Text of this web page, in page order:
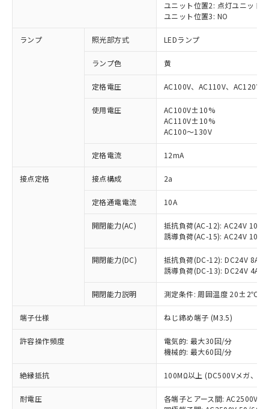
ユニット位置2: 点灯ユニット
ユニット位置3: NO
ランプ 照光部方式 LEDランプ
ランプ色 黄
定格電圧 AC100V、AC110V、AC120V
使用電圧
AC100V±10%
AC110V±10%
AC100～130V
定格電流 12mA
接点定格 接点構成 2a
定格通電電流 10A
開閉能力(AC)
抵抗負荷(AC-12): AC24V 10A/
誘導負荷(AC-15): AC24V
開閉能力(DC)
抵抗負荷(DC-12): DC24V 8A/
誘導負荷(DC-13): DC24V 4A/
開閉能力説明 測定条件: 周囲温度 20±2℃、
端子仕様 ねじ締め端子 (M3.5)
許容操作頻度
電気的: 最大30回/分
機械的: 最大60回/分
絶縁抵抗 100MΩ以上 (DC500Vメガ、点
耐電圧
各端子とアース間: AC2500V
ご利用条件
以下の条件をお読みいただき、同意のうえ
本サービスは、当社制御機器事業取扱
商品の当社在庫状況および標準価格
(税抜)を提供させていただくもので
当社制御機器事業取扱商品の中には、
本サービスの対象外となる商品もある
ことをご了承ください。
在庫状況および標準価格照会結果は、
記載している更新日時点での社内デー
タに基づき作成されるものであり、閲
準価格とは異なる場合があることをご
対応済み：EU RoHS指令（10物質）の
非含有に対応した製品が提供可能な商品で
対応予定：EU RoHS指令（10物質）の非含
有に対応した製品に切り替える予定のある
対応予定なし：EU RoHS指令（10物質）の
非含有に非対応の商品で、対応品を出す予
調査・確認中：EU RoHS指令（10物質）の
非含有の対応状況を調査中または確認中の
非該当品：ライセンス料など無形物で、有
害物質有無と関係のない商品です。
仕入先様の事情により、非含有部品として
いたものが、含有品と判明した場合などや
むを得ず変更することがあります。
*EU RoHS指令（10物質）：
鉛(Pb) 1000ppm以下、 水銀(Hg) 1000ppm以下、 カド
六価クロム(Cr(Ⅵ)) 1000ppm以下、ポリ臭化ビフェニル
「○」：最大均質材料含有率が中国RoHSの
基準値以下であることを示します。
「×」：最大均質材料含有率が中国RoHSの
基準値を超えていることを示します。
「－」：未確認です。当社販売部門へお問
当社は、これら貴社製品のうち、外国
為替および外国貿易法に定める商品
（以下｢規制貨物等」という）を輸出
または国外への提供する場合は、日本
国政府の輸出許可(または役務取引許
可)を取得するなどの必要な手続きを